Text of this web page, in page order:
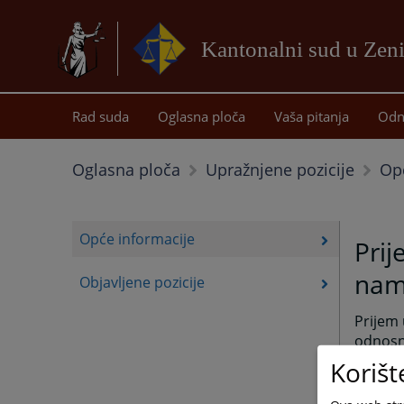
Kantonalni sud u
Rad suda Oglasna ploča Vaša pitanja
Oglasna ploča Upražnjene pozicije
Opće informacije
Objavljene pozicije
Prijem
i
U